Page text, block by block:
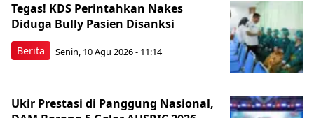
Berita
Tegas! KDS Perintahkan Nakes
Diduga Bully Pasien Disanksi
Senin, 10 Agu 2026 - 11:14
Ukir Prestasi di Panggung Nasional,